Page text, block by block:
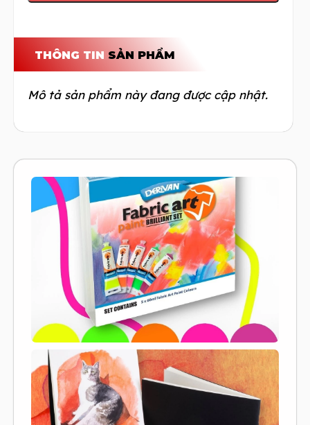
THÔNG TIN SẢN PHẨM
Mô tả sản phẩm này đang được cập nhật.